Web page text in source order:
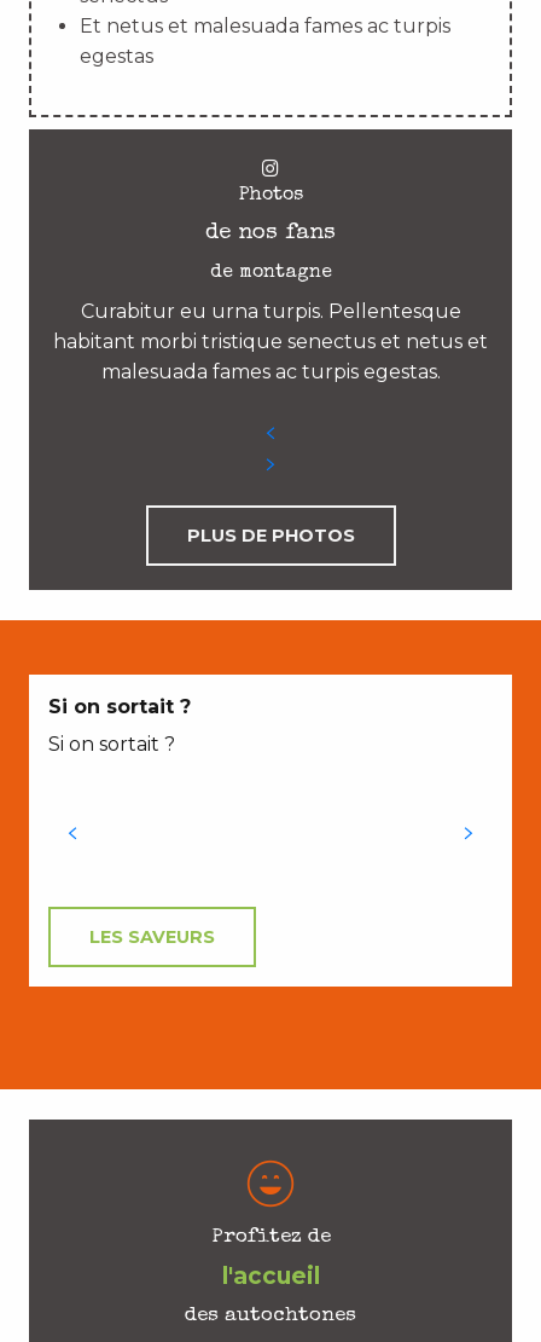
Et netus et malesuada fames ac turpis
egestas
Photos
de nos fans
de montagne
Curabitur eu urna turpis. Pellentesque
habitant morbi tristique senectus et netus et
malesuada fames ac turpis egestas.
PLUS DE PHOTOS
Si on sortait ?
Si on sortait ?
LES SAVEURS
Profitez de
l'accueil
des autochtones